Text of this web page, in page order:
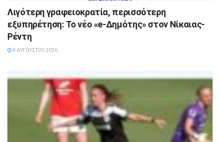
Λιγότερη γραφειοκρατία, περισσότερη
εξυπηρέτηση: Το νέο «e-Δημότης» στον Νίκαιας-
Ρέντη
8 ΑΥΓΟΎΣΤΟΥ, 2026